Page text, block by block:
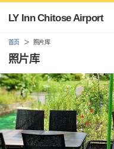
LY Inn Chitose Airport
首页 照片库
照片库